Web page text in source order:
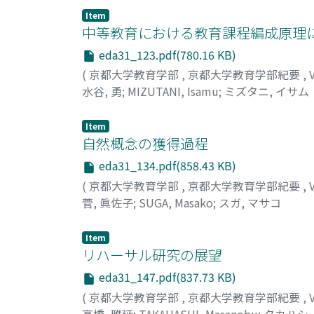
Item
中等教育における教育課程編成原
eda31_123.pdf(780.16 KB)
( 京都大学教育学部 , 京都大学教育学部紀要 ,
水谷, 勇; MIZUTANI, Isamu; ミズタニ, イサム
Item
自然概念の獲得過程
eda31_134.pdf(858.43 KB)
( 京都大学教育学部 , 京都大学教育学部紀要 ,
菅, 眞佐子; SUGA, Masako; スガ, マサコ
Item
リハーサル研究の展望
eda31_147.pdf(837.73 KB)
( 京都大学教育学部 , 京都大学教育学部紀要 ,